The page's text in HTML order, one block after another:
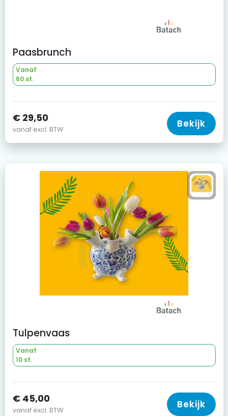
Paasbrunch
Vanaf
60 st.
€ 29,50
vanaf excl. BTW Bekijk
Tulpenvaas
Vanaf
10 st.
€ 45,00
vanaf excl. BTW Bekijk